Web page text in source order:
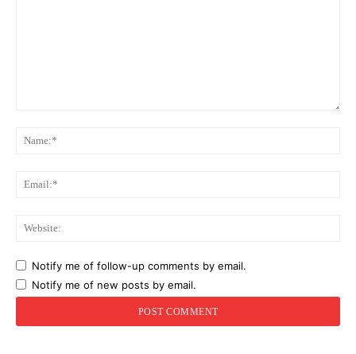
Notify me of follow-up comments by email.
Notify me of new posts by email.